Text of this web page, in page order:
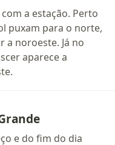
a estação. Perto
puxam para o norte,
a noroeste. Já no
aparece a
e do fim do dia